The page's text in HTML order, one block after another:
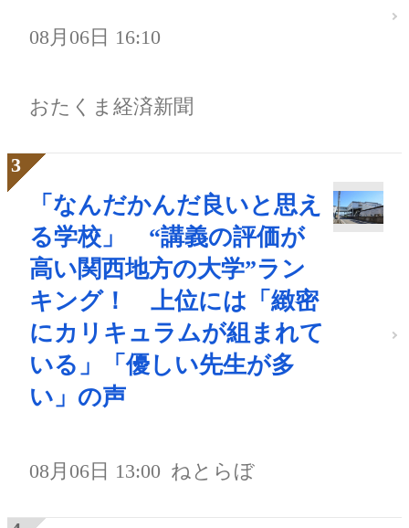
08月06日 16:10
おたくま経済新聞
「なんだかんだ良いと思え
る学校」 “講義の評価が
高い関西地方の大学”ラン
キング！ 上位には「緻密
にカリキュラムが組まれて
いる」「優しい先生が多
い」の声
08月06日 13:00 ねとらぼ